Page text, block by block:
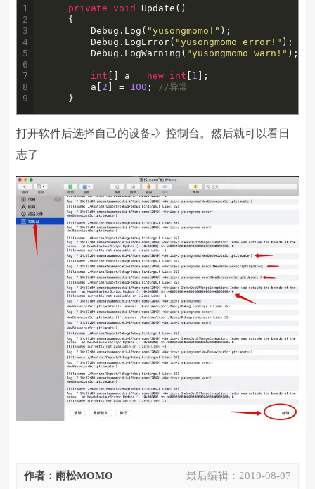
1
2
3
4
5
6
7
8
9
private void
Update()
    {
        Debug.Log(
"yusongmomo!" );
        Debug.LogError(
"yusongmomo error!" );
        Debug.LogWarning(
"yusongmomo warn!" );
int [] a = new int 1
];
        a[
2 ] = 100 ;
//异常
    }
打开软件后选择自己的设备-》控制台。然后就可以看日
志了
最后编辑： 2019-08-07
作者：雨松MOMO